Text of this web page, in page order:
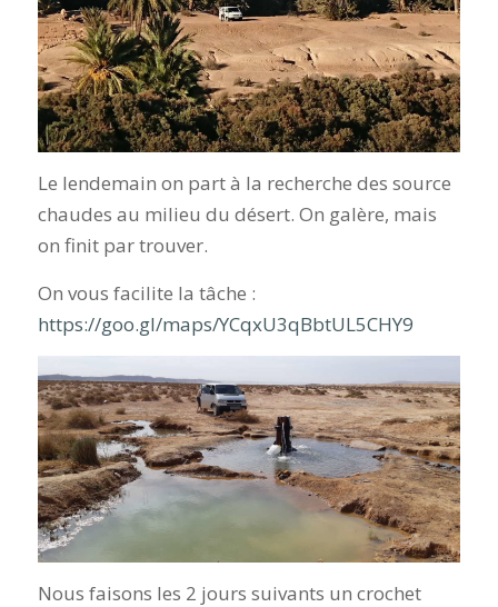
Le lendemain on part à la recherche des source
chaudes au milieu du désert. On galère, mais
on finit par trouver.
On vous facilite la tâche :
https://goo.gl/maps/YCqxU3qBbtUL5CHY9
Nous faisons les 2 jours suivants un crochet